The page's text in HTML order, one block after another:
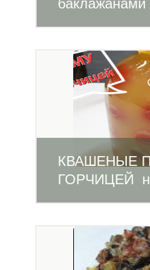
КВАШЕНЫЕ
ГОРЧИЦЕЙ